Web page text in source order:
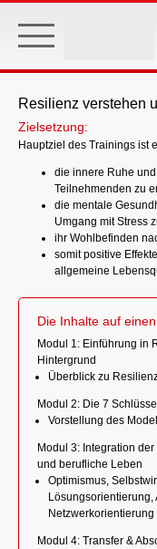
main
Resilienz verstehen
Zielsetzung:
Hauptziel des Trainings ist
die innere Ruhe
Teilnehmenden zu
die mentale
Umgang mit Stress
ihr Wohlbefinden
somit positive
allgemeine
Die Inhalte auf
Modul 1: Einführung in
Hintergrund
Überblick zu
Modul 2: Die 7
Vorstellung des
Modul 3: Integration
und berufliche Leben
Optimismus,
Lösungsorientierung,
Netzwerkorientierung
Modul 4: Transfer &